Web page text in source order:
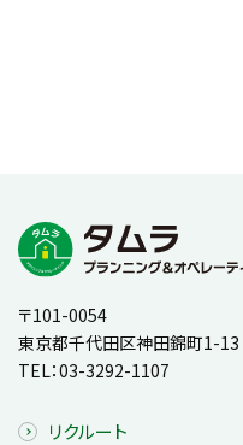
〒101-0054
東京都千代田区神田錦町1-
TEL：03-3292-1107
リクルート